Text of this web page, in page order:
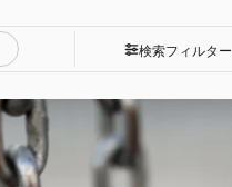
検索フィルター